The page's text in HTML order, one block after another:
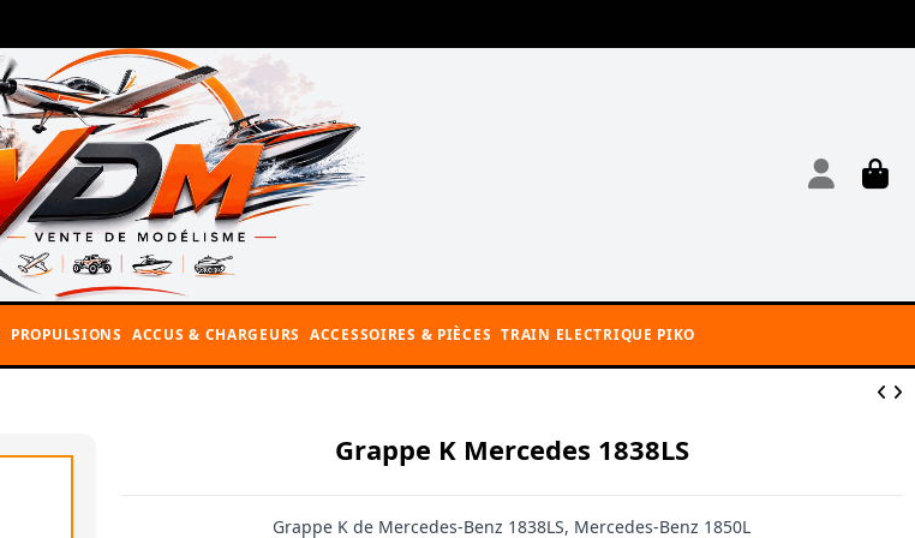
PROPULSIONS ACCUS & CHARGEURS ACCESSOIRES & PIÈCES TRAIN ELECTRIQUE PIKO
Grappe K Mercedes 1838LS
Grappe K de Mercedes-Benz 1838LS, Mercedes-Benz 1850L